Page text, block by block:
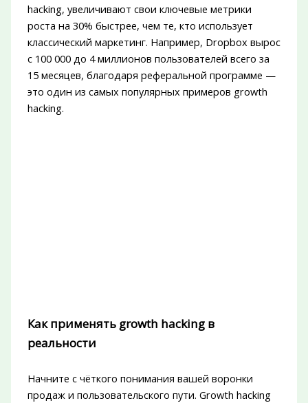
hacking, увеличивают свои ключевые метрики
роста на 30% быстрее, чем те, кто использует
классический маркетинг. Например, Dropbox вырос
с 100 000 до 4 миллионов пользователей всего за
15 месяцев, благодаря реферальной программе —
это один из самых популярных примеров growth
hacking.
Как применять growth hacking в
реальности
Начните с чёткого понимания вашей воронки
продаж и пользовательского пути. Growth hacking